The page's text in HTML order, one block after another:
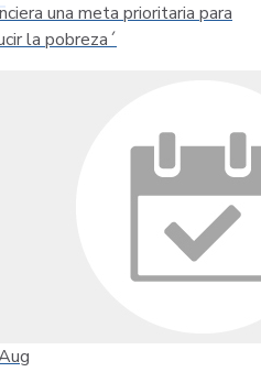
una meta prioritaria para
la pobreza´